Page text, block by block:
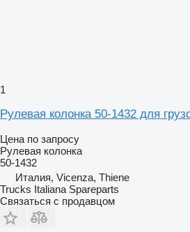
1
Рулевая колонка 50-1432 для
Цена по запросу
Рулевая колонка
50-1432
Италия, Vicenza, Thiene
Trucks Italiana Spareparts
Связаться с продавцом